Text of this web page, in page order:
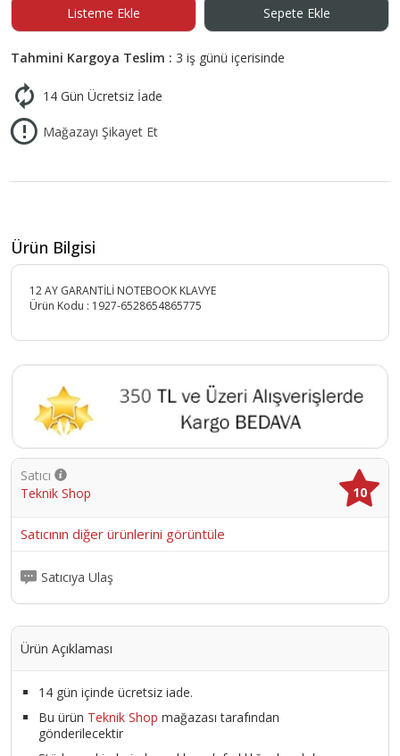
Listeme Ekle Sepete Ekle
Tahmini Kargoya Teslim : 3 iş günü içerisinde
14 Gün Ücretsiz İade
Mağazayı Şikayet Et
Ürün Bilgisi
12 AY GARANTİLİ NOTEBOOK KLAVYE
Ürün Kodu : 1927-6528654865775
Satıcı
Teknik Shop
10
Satıcının diğer ürünlerini görüntüle
Satıcıya Ulaş
Ürün Açıklaması
14 gün içinde ücretsiz iade.
Bu ürün Teknik Shop mağazası tarafından
gönderilecektir